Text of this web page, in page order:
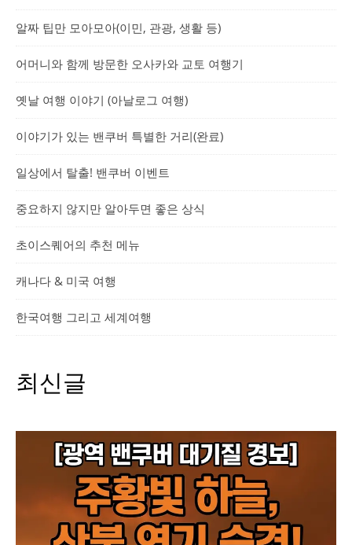
알짜 팁만 모아모아(이민, 관광, 생활 등)
어머니와 함께 방문한 오사카와 교토 여행기
옛날 여행 이야기 (아날로그 여행)
이야기가 있는 밴쿠버 특별한 거리(완료)
일상에서 탈출! 밴쿠버 이벤트
중요하지 않지만 알아두면 좋은 상식
초이스퀘어의 추천 메뉴
캐나다 & 미국 여행
한국여행 그리고 세계여행
최신글